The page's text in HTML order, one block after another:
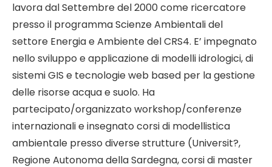
lavora dal Settembre del 2000 come ricercatore
presso il programma Scienze Ambientali del
settore Energia e Ambiente del CRS4. E’ impegnato
nello sviluppo e applicazione di modelli idrologici, di
sistemi GIS e tecnologie web based per la gestione
delle risorse acqua e suolo. Ha
partecipato/organizzato workshop/conferenze
internazionali e insegnato corsi di modellistica
ambientale presso diverse strutture (Universit?,
Regione Autonoma della Sardegna, corsi di master